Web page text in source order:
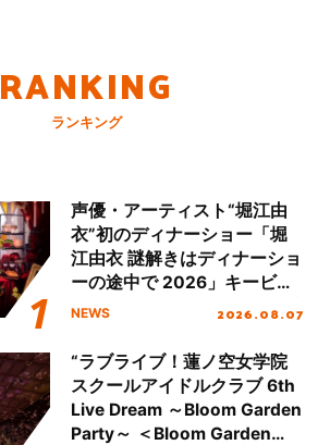
RANKING
ランキング
声優・アーティスト“堀江由
衣”初のディナーショー「堀
江由衣 謎解きはディナーショ
ーの途中で 2026」キービジ
ュアル＆グッズラインナップ
NEWS 2026.08.07
“ラブライブ！蓮ノ空女学院
スクールアイドルクラブ 6th
Live Dream ～Bloom Garden
Party～ ＜Bloom Garden